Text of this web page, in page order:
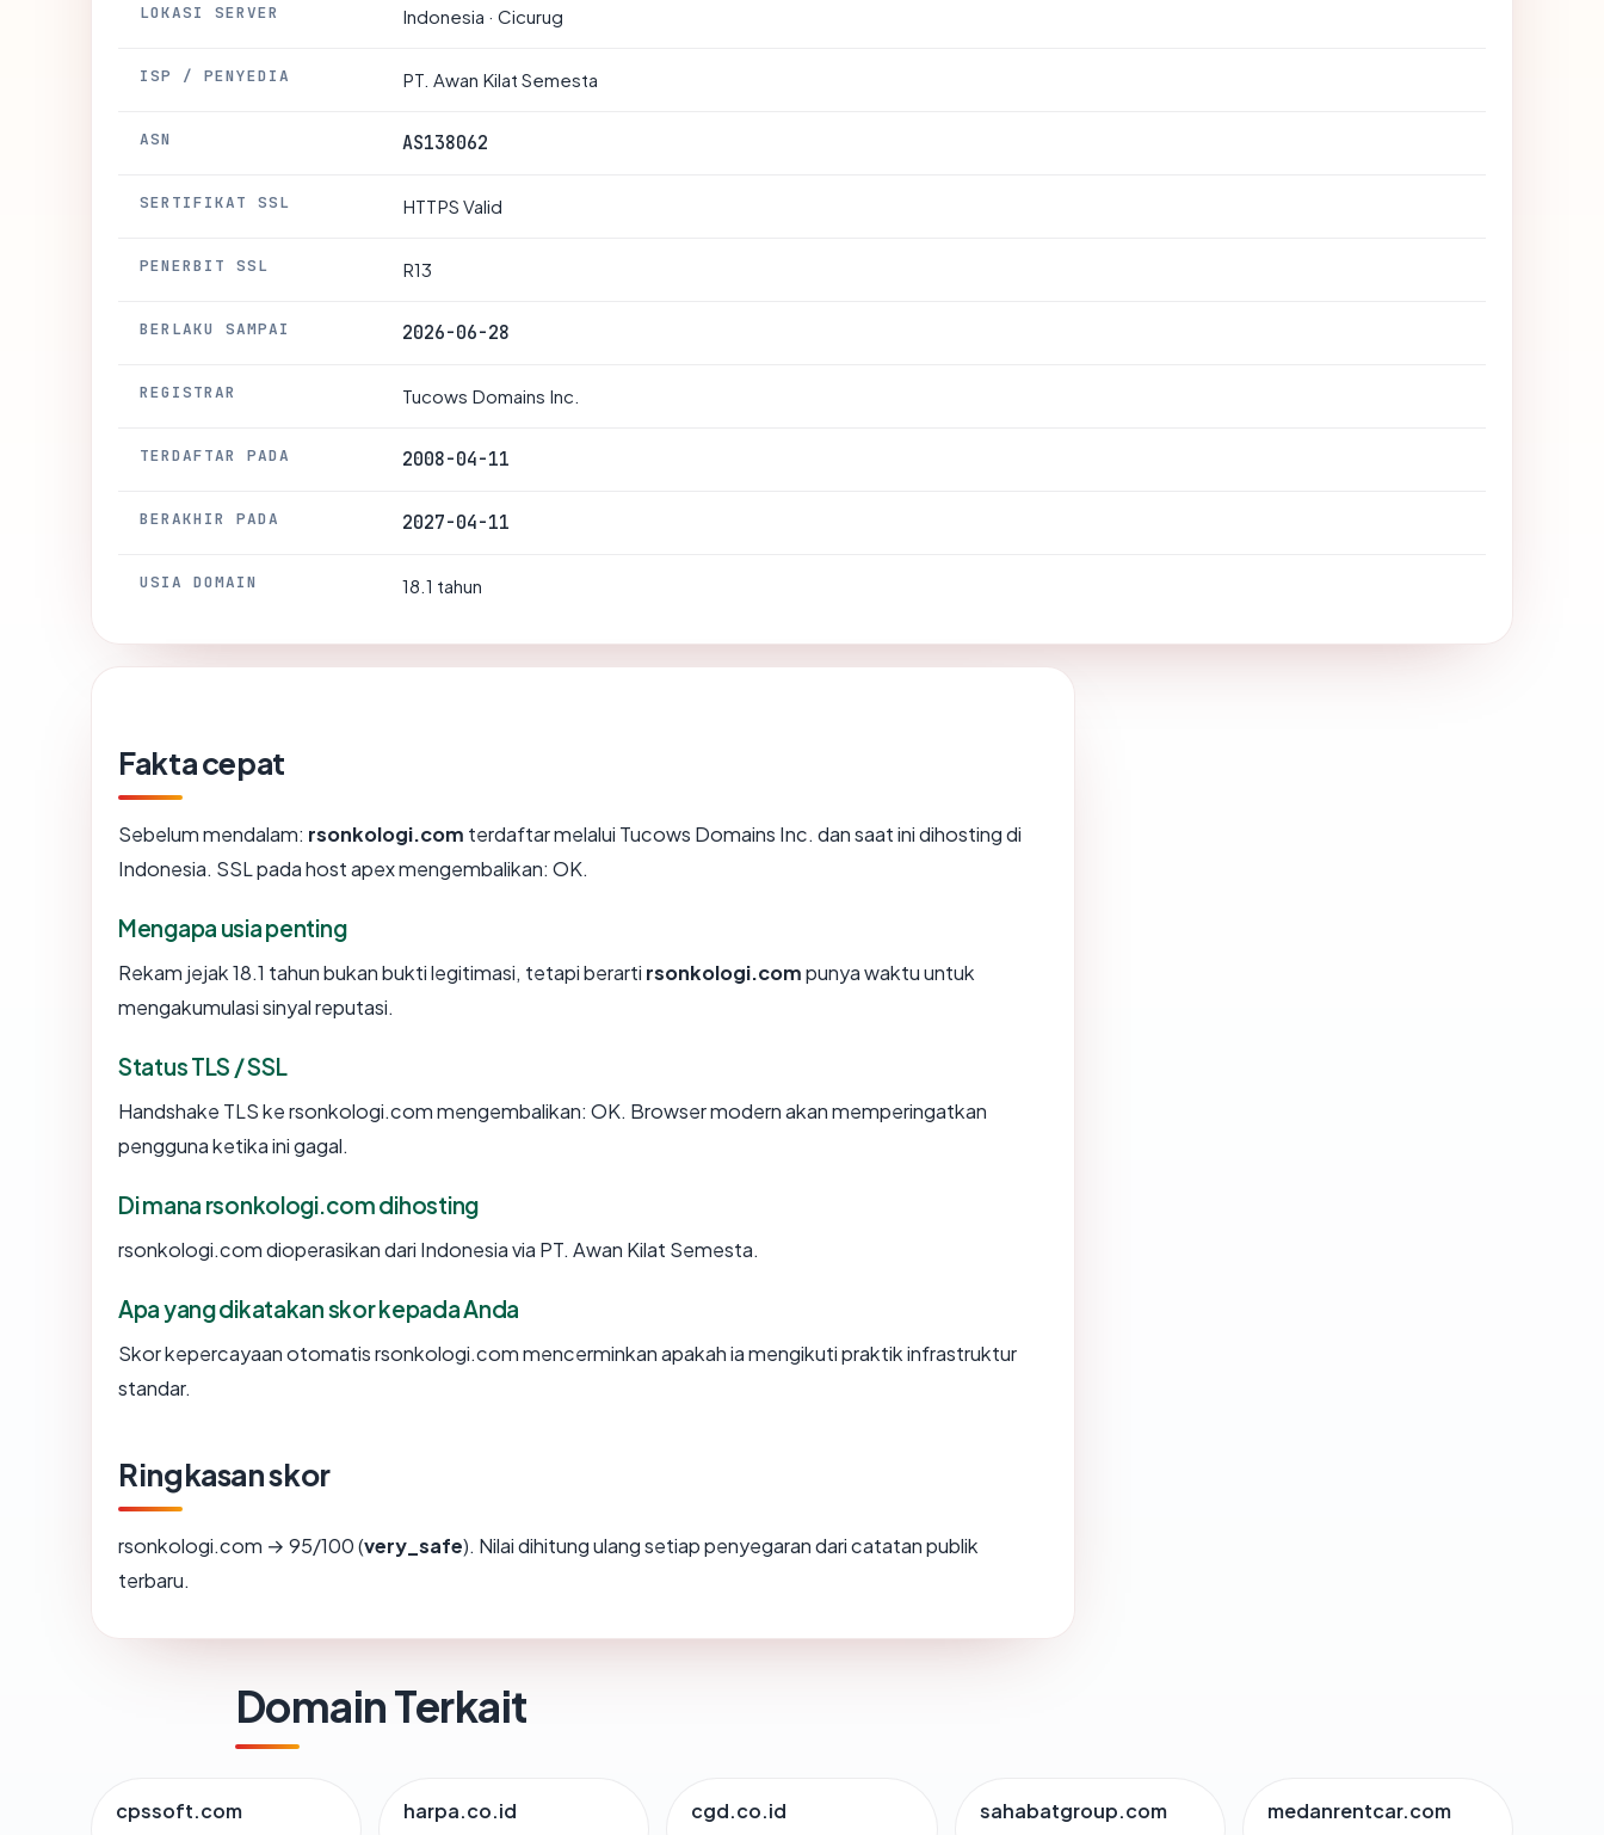
LOKASI SERVER Indonesia · Cicurug
ISP / PENYEDIA PT. Awan Kilat Semesta
ASN AS138062
SERTIFIKAT SSL HTTPS Valid
PENERBIT SSL R13
BERLAKU SAMPAI 2026-06-28
REGISTRAR Tucows Domains Inc.
TERDAFTAR PADA 2008-04-11
BERAKHIR PADA 2027-04-11
USIA DOMAIN 18.1 tahun
Fakta cepat
Sebelum mendalam: rsonkologi.com terdaftar melalui Tucows Domains Inc. dan saat ini dihosting di
Indonesia. SSL pada host apex mengembalikan: OK.
Mengapa usia penting
Rekam jejak 18.1 tahun bukan bukti legitimasi, tetapi berarti rsonkologi.compunya waktu untuk
mengakumulasi sinyal reputasi.
Status TLS / SSL
Handshake TLS ke rsonkologi.com mengembalikan: OK. Browser modern akan memperingatkan
pengguna ketika ini gagal.
Di mana rsonkologi.com dihosting
rsonkologi.com dioperasikan dari Indonesia via PT. Awan Kilat Semesta.
Apa yang dikatakan skor kepada Anda
Skor kepercayaan otomatis rsonkologi.com mencerminkan apakah ia mengikuti praktik infrastruktur
standar.
Ringkasan skor
rsonkologi.com → 95/100 (very_safe). Nilai dihitung ulang setiap penyegaran dari catatan publik
terbaru.
Domain Terkait
cpssoft.com harpa.co.id cgd.co.id sahabatgroup.com medanrentcar.com